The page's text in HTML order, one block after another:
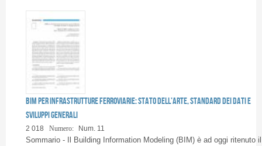
BIM per infrastrutture ferroviarie: stato dell’arte, standard dei dati e
sviluppi generali
2 018 Numero: Num. 11
Sommario - Il Building Information Modeling (BIM) è ad oggi ritenuto il